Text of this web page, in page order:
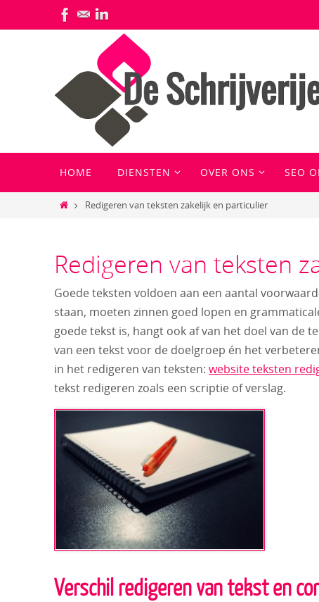
naar
de
HOME DIENSTEN OVER ONS SEO
HomeRedigeren van teksten zakelijk en particulier
Redigeren van teksten
Goede teksten voldoen aan een aantal
staan, moeten zinnen goed lopen en
goede tekst is, hangt ook af van het doel van de
van een tekst voor de doelgroep én het
in het redigeren van teksten: website teksten
tekst redigeren zoals een scriptie of verslag.
Verschil redigeren van tekst en